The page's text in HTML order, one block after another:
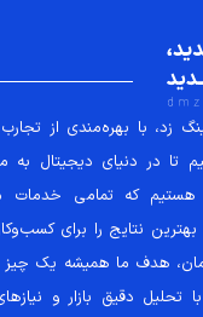
زد، با بهره‌مندی از
تا در دنیای دیجیتال
هستیم که تمامی خدمات
نتایج را برای
هدف ما همیشه یک
تحلیل دقیق بازار و